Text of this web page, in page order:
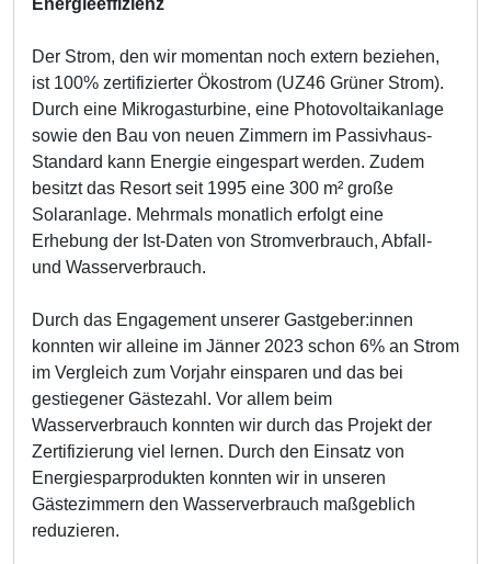
Energieeffizienz
Der Strom, den wir momentan noch extern beziehen,
ist 100% zertifizierter Ökostrom (UZ46 Grüner Strom).
Durch eine Mikrogasturbine, eine Photovoltaikanlage
sowie den Bau von neuen Zimmern im Passivhaus-
Standard kann Energie eingespart werden. Zudem
besitzt das Resort seit 1995 eine 300 m² große
Solaranlage. Mehrmals monatlich erfolgt eine
Erhebung der Ist-Daten von Stromverbrauch, Abfall-
und Wasserverbrauch.
Durch das Engagement unserer Gastgeber:innen
konnten wir alleine im Jänner 2023 schon 6% an Strom
im Vergleich zum Vorjahr einsparen und das bei
gestiegener Gästezahl. Vor allem beim
Wasserverbrauch konnten wir durch das Projekt der
Zertifizierung viel lernen. Durch den Einsatz von
Energiesparprodukten konnten wir in unseren
Gästezimmern den Wasserverbrauch maßgeblich
reduzieren.